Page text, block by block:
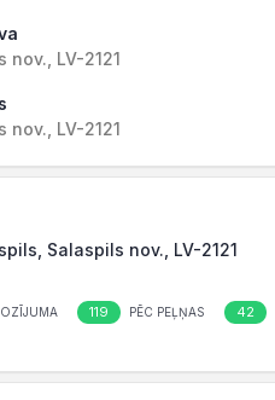
LV-2121
LV-2121
Salaspils nov., LV-2121
119 PĒC PEĻŅAS 42